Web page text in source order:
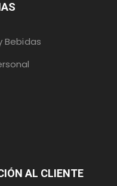
Bebidas
AL CLIENTE